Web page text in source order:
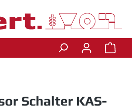
Schalter KAS-